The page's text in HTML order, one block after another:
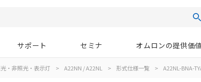
サポート セミナ オムロンの提供価
・非照光・表示灯 > A22NN / A22NL > 形式仕様一覧 > A22NL-BNA-